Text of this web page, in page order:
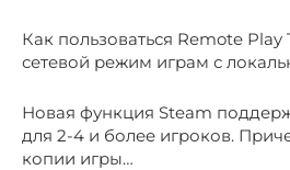
Как пользоваться Remote
сетевой режим играм с
Новая функция Steam
для 2-4 и более игроков.
копии игры…